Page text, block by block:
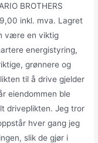
BROTHERS
inkl. mva. Lagret
være en viktig
energistyring,
grønnere og
til å drive gjelder
eiendommen ble
driveplikten. Jeg tror
hver gang jeg
slik de gjør i